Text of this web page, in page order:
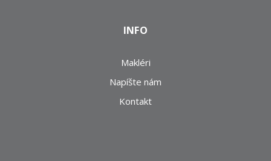
INFO
Makléri
Napíšte nám
Kontakt